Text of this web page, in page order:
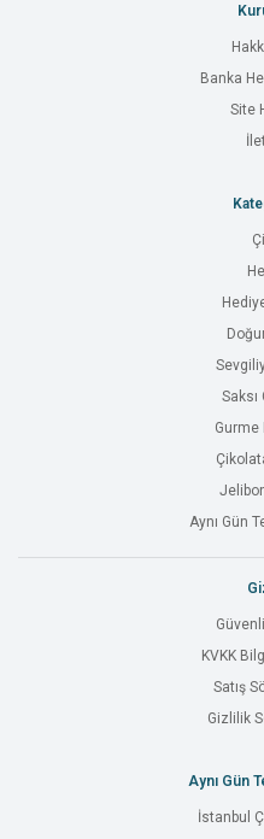
Banka
Site
Saksı
Aynı Gün
KVKK
Satış
Gizlilik
Aynı Gün
İstanbul